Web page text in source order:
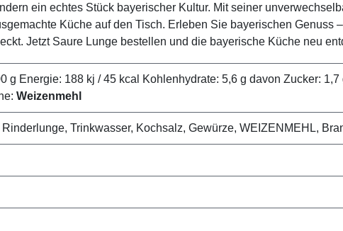
ein echtes Stück bayerischer Kultur. Mit seiner
Küche auf den Tisch. Erleben Sie bayerischen Genuss
Jetzt Saure Lunge bestellen und die bayerische Küche neu
g Energie: 188 kj / 45 kcal Kohlenhydrate: 5,6 g davon Zucker:
Weizenmehl
Trinkwasser, Kochsalz, Gewürze, WEIZENMEHL,